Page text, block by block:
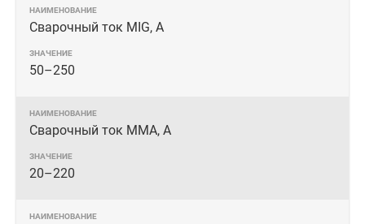
Сварочный ток MIG, А
50–250
Сварочный ток MMA, А
20–220